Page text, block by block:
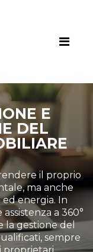
E
DEL
il proprio
ma anche
energia. In
a 360°
la gestione del
sempre